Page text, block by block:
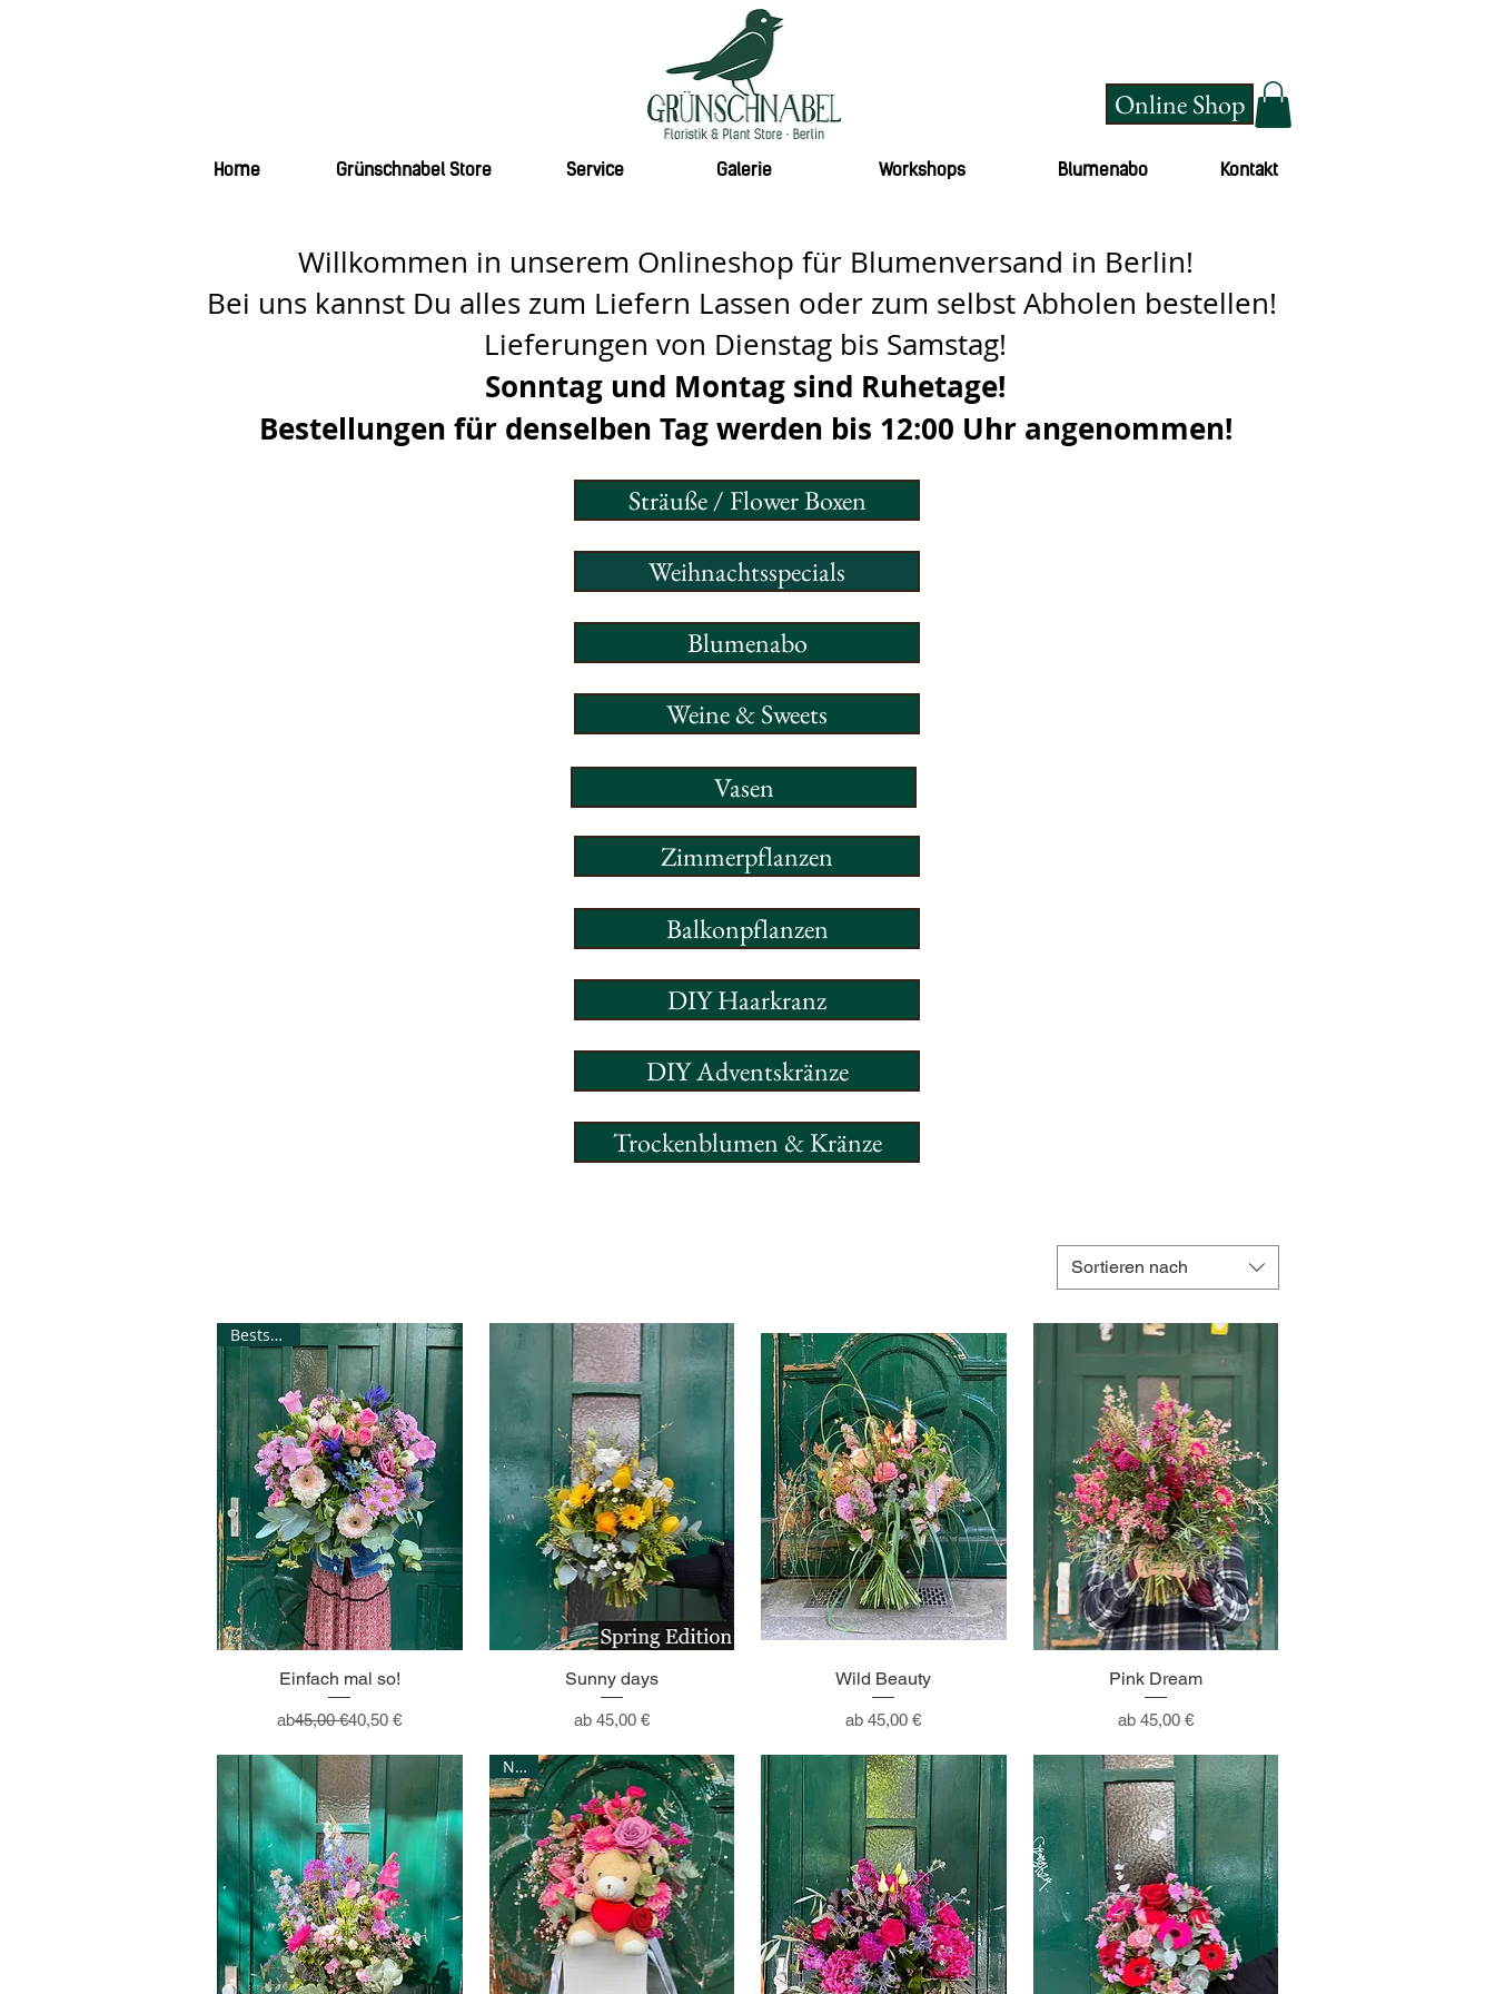
Online Shop
Home Grünschnabel Store Galerie
Service Kontakt
Blumenabo
Workshops
Willkommen in unserem Onlineshop für Blumenversand in Berlin!
Bei uns kannst Du alles zum Liefern Lassen oder zum selbst Abholen bestellen!
Lieferungen von Dienstag bis Samstag!
Sonntag und Montag sind Ruhetage!
Bestellungen für denselben Tag werden bis 12:00 Uhr angenommen!
Sträuße / Flower Boxen
Weihnachtsspecials
Blumenabo
Weine & Sweets
Vasen
Zimmerpflanzen
Balkonpflanzen
DIY Haarkranz
DIY Adventskränze
Trockenblumen & Kränze
Sortieren nach
Bestseller!
Einfach mal so!
ab
Standardpreis
45,00 €40,50 €
Sale-Preis
Sunny days
ab 45,00 €
Sale-Preis
Wild Beauty
ab45,00 €
Sale-Preis
Pink Dream
ab 45,00 €
Sale-Preis
NEW